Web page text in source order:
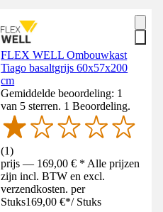
FLEX WELL Ombouwkast
Tiago basaltgrijs 60x57x200
cm
Gemiddelde beoordeling: 1
van 5 sterren. 1 Beoordeling.
(1)
prijs — 169,00 € * Alle prijzen
zijn incl. BTW en excl.
verzendkosten. per
Stuks169,00 €*/ Stuks